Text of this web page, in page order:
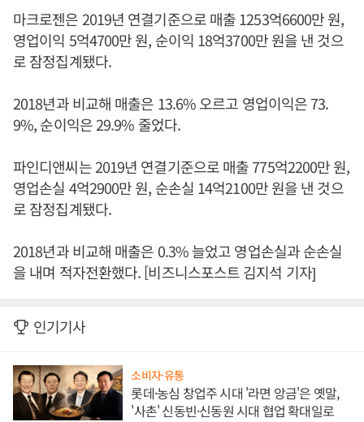
마크로젠은 2019년 연결기준으로 매출 1253억6600만 원,
영업이익 5억4700만 원, 순이익 18억3700만 원을 낸 것으
로 잠정집계됐다.
2018년과 비교해 매출은 13.6% 오르고 영업이익은 73.
9%, 순이익은 29.9% 줄었다.
파인디앤씨는 2019년 연결기준으로 매출 775억2200만 원,
영업손실 4억2900만 원, 순손실 14억2100만 원을 낸 것으
로 잠정집계됐다.
2018년과 비교해 매출은 0.3% 늘었고 영업손실과 순손실
을 내며 적자전환했다. [비즈니스포스트 김지석 기자]
인기기사
소비자·유통
롯데·농심 창업주 시대 '라면 앙금'은 옛말,
'사촌' 신동빈·신동원 시대 협업 확대일로